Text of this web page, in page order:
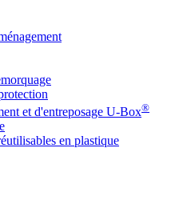
et d'entreposage U-Box®
en plastique